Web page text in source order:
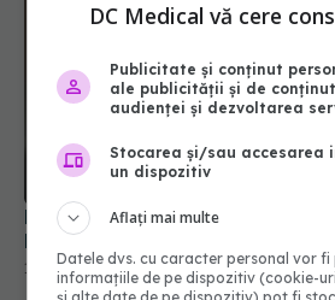
De ce ar trebui să renunți la
Detalii surprinzătoare despre
17 aug 2025, 15:30
DC Medical vă cere
Publicitate și conținut
ale publicității și de
audienței și dezvoltarea
Stocarea și/sau accesarea
un dispozitiv
Aflați mai multe
Datele dvs. cu caracter personal vor
informațiile de pe dispozitiv (cookie-